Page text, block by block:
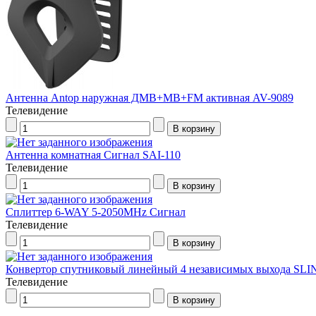
Антенна Antop наружная ДМВ+МВ+FM активная AV-9089
Телевидение
Антенна комнатная Сигнал SAI-110
Телевидение
Сплиттер 6-WAY 5-2050MHz Сигнал
Телевидение
Конвертор спутниковый линейный 4 независимых выхода
Телевидение